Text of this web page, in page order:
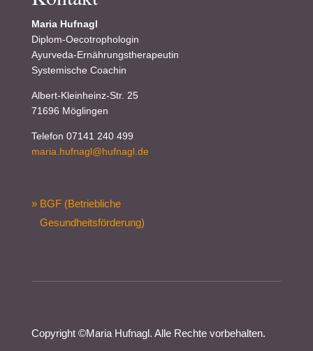
Maria Hufnagl
Diplom-Oecotrophologin
Ayurveda-Ernährungstherapeutin
Systemische Coachin
Albert-Kleinheinz-Str. 25
71696 Möglingen
Telefon 07141 240 499
maria.hufnagl@hufnagl.de
» BGF (Betriebliche
Gesundheitsförderung)
Copyright ©Maria Hufnagl. Alle Rechte vorbehalten.